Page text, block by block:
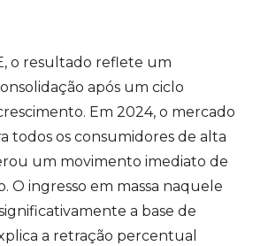
o resultado reflete um
após um ciclo
Em 2024, o mercado
todos os consumidores de alta
um movimento imediato de
O ingresso em massa naquele
a base de
a retração percentual